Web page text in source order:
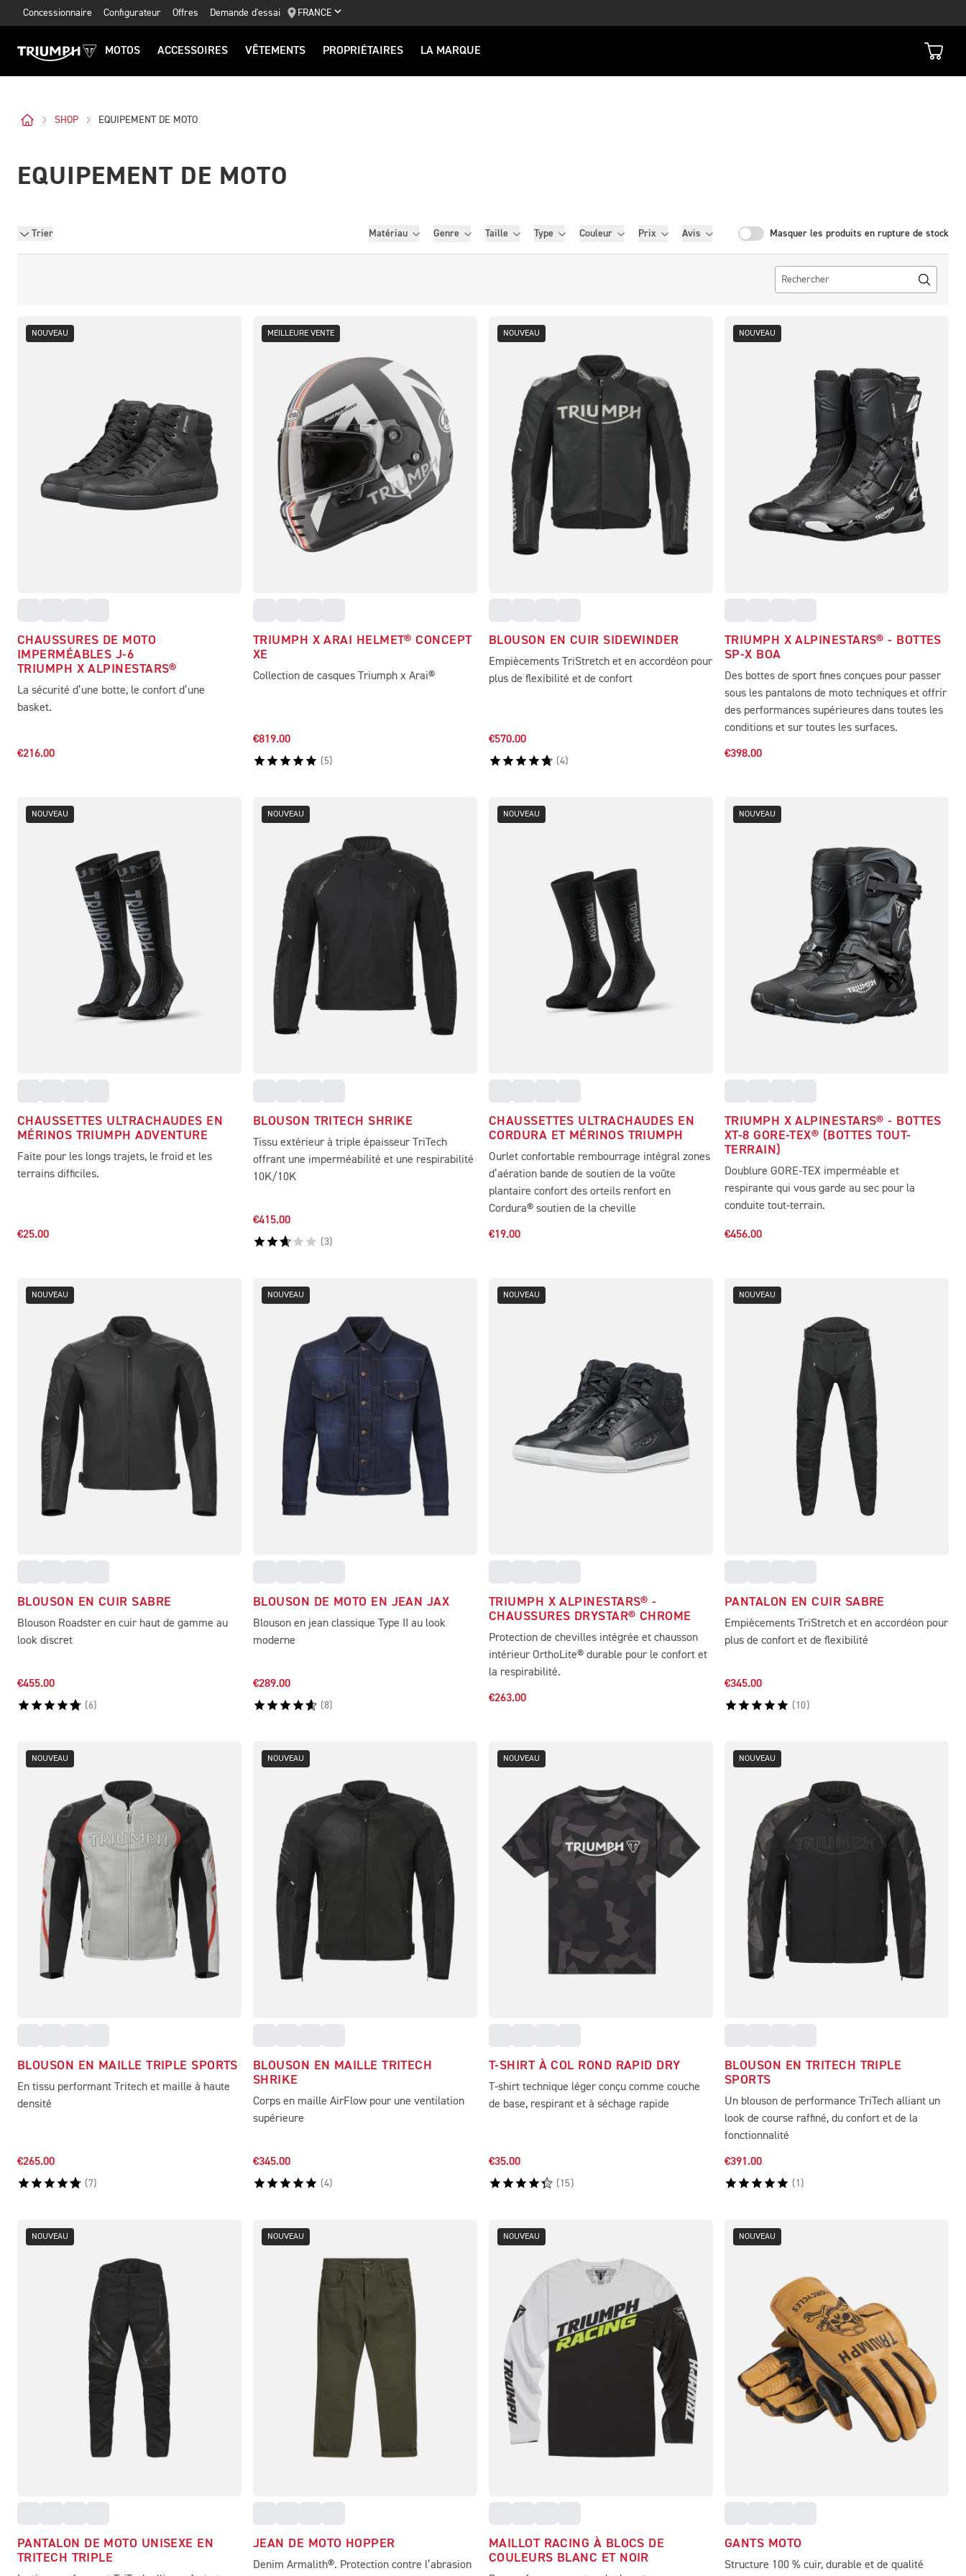
Concessionnaire Configurateur Offres Demande d'essai FRANCE
MOTOS ACCESSOIRES VÊTEMENTS PROPRIÉTAIRES LA MARQUE
SHOP EQUIPEMENT DE MOTO
EQUIPEMENT DE MOTO
Trier Filtres
Matériau Genre Taille Type Couleur Prix Avis Masquer les produits en rupture de stock
NOUVEAU
CHAUSSURES DE MOTO
IMPERMÉABLES J-6
TRIUMPH X ALPINESTARS®
La sécurité d’une botte, le confort d’une
basket.
€216.00
MEILLEURE VENTE
TRIUMPH X ARAI HELMET® CONCEPT
XE
Collection de casques Triumph x Arai®
€819.00
( 5)
NOUVEAU
BLOUSON EN CUIR SIDEWINDER
Empiècements TriStretch et en accordéon pour
plus de flexibilité et de confort
€570.00
(4)
NOUVEAU
TRIUMPH X ALPINESTARS® - BOTTES
SP-X BOA
Des bottes de sport fines conçues pour passer
sous les pantalons de moto techniques et offrir
des performances supérieures dans toutes les
conditions et sur toutes les surfaces.
€398.00
NOUVEAU
CHAUSSETTES ULTRACHAUDES EN
MÉRINOS TRIUMPH ADVENTURE
Faite pour les longs trajets, le froid et les
terrains difficiles.
€25.00
NOUVEAU
BLOUSON TRITECH SHRIKE
Tissu extérieur à triple épaisseur TriTech
offrant une imperméabilité et une respirabilité
10K/10K
€415.00
(3)
NOUVEAU
CHAUSSETTES ULTRACHAUDES EN
CORDURA ET MÉRINOS TRIUMPH
Ourlet confortable rembourrage intégral zones
d’aération bande de soutien de la voûte
plantaire confort des orteils renfort en
Cordura® soutien de la cheville
€19.00
NOUVEAU
TRIUMPH X ALPINESTARS® - BOTTES
XT-8 GORE-TEX® (BOTTES TOUT-
TERRAIN)
Doublure GORE-TEX imperméable et
respirante qui vous garde au sec pour la
conduite tout-terrain.
€456.00
NOUVEAU
BLOUSON EN CUIR SABRE
Blouson Roadster en cuir haut de gamme au
look discret
€455.00
(6)
NOUVEAU
BLOUSON DE MOTO EN JEAN JAX
Blouson en jean classique Type II au look
moderne
€289.00
(8)
NOUVEAU
TRIUMPH X ALPINESTARS® -
CHAUSSURES DRYSTAR® CHROME
Protection de chevilles intégrée et chausson
intérieur OrthoLite® durable pour le confort et
la respirabilité.
€263.00
NOUVEAU
PANTALON EN CUIR SABRE
Empiècements TriStretch et en accordéon pour
plus de confort et de flexibilité
€345.00
( 10)
NOUVEAU
BLOUSON EN MAILLE TRIPLE SPORTS
En tissu performant Tritech et maille à haute
densité
€265.00
(7)
NOUVEAU
BLOUSON EN MAILLE TRITECH
SHRIKE
Corps en maille AirFlow pour une ventilation
supérieure
€345.00
(4)
NOUVEAU
T-SHIRT À COL ROND RAPID DRY
T-shirt technique léger conçu comme couche
de base, respirant et à séchage rapide
€35.00
( 15)
NOUVEAU
BLOUSON EN TRITECH TRIPLE
SPORTS
Un blouson de performance TriTech alliant un
look de course raffiné, du confort et de la
fonctionnalité
€391.00
( 1 )
NOUVEAU
PANTALON DE MOTO UNISEXE EN
TRITECH TRIPLE
NOUVEAU
JEAN DE MOTO HOPPER
Denim Armalith®. Protection contre l’abrasion
NOUVEAU
MAILLOT RACING À BLOCS DE
COULEURS BLANC ET NOIR
NOUVEAU
GANTS MOTO
Structure 100 % cuir, durable et de qualité